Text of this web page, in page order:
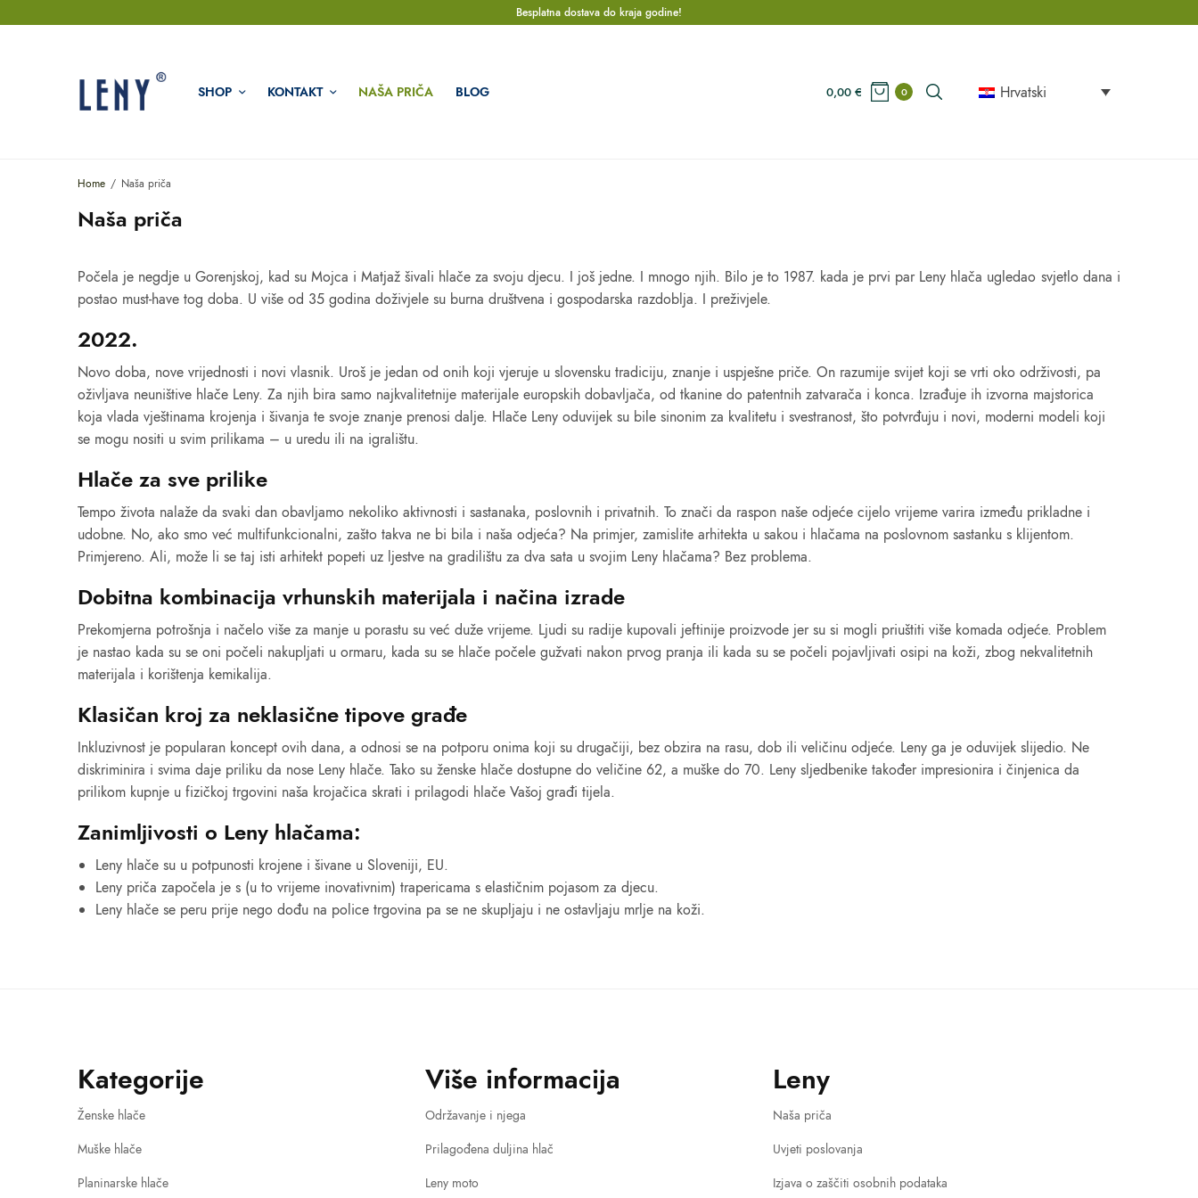
Besplatna dostava do kraja godine!
SHOP KONTAKT NAŠA PRIČA BLOG 0,00€ 0 Hrvatski
Home Naša priča
Naša priča
Počela je negdje u Gorenjskoj, kad su Mojca i Matjaž šivali hlače za svoju djecu. I još jedne. I mnogo njih. Bilo je to 1987. kada je prvi par Leny hlača ugledao svjetlo dana i
postao must-have tog doba. U više od 35 godina doživjele su burna društvena i gospodarska razdoblja. I preživjele.
2022.
Novo doba, nove vrijednosti i novi vlasnik. Uroš je jedan od onih koji vjeruje u slovensku tradiciju, znanje i uspješne priče. On razumije svijet koji se vrti oko održivosti, pa
oživljava neuništive hlače Leny. Za njih bira samo najkvalitetnije materijale europskih dobavljača, od tkanine do patentnih zatvarača i konca. Izrađuje ih izvorna majstorica
koja vlada vještinama krojenja i šivanja te svoje znanje prenosi dalje. Hlače Leny oduvijek su bile sinonim za kvalitetu i svestranost, što potvrđuju i novi, moderni modeli koji
se mogu nositi u svim prilikama – u uredu ili na igralištu.
Hlače za sve prilike
Tempo života nalaže da svaki dan obavljamo nekoliko aktivnosti i sastanaka, poslovnih i privatnih. To znači da raspon naše odjeće cijelo vrijeme varira između prikladne i
udobne. No, ako smo već multifunkcionalni, zašto takva ne bi bila i naša odjeća? Na primjer, zamislite arhitekta u sakou i hlačama na poslovnom sastanku s klijentom.
Primjereno. Ali, može li se taj isti arhitekt popeti uz ljestve na gradilištu za dva sata u svojim Leny hlačama? Bez problema.
Dobitna kombinacija vrhunskih materijala i načina izrade
Prekomjerna potrošnja i načelo više za manje u porastu su već duže vrijeme. Ljudi su radije kupovali jeftinije proizvode jer su si mogli priuštiti više komada odjeće. Problem
je nastao kada su se oni počeli nakupljati u ormaru, kada su se hlače počele gužvati nakon prvog pranja ili kada su se počeli pojavljivati osipi na koži, zbog nekvalitetnih
materijala i korištenja kemikalija.
Klasičan kroj za neklasične tipove građe
Inkluzivnost je popularan koncept ovih dana, a odnosi se na potporu onima koji su drugačiji, bez obzira na rasu, dob ili veličinu odjeće. Leny ga je oduvijek slijedio. Ne
diskriminira i svima daje priliku da nose Leny hlače. Tako su ženske hlače dostupne do veličine 62, a muške do 70. Leny sljedbenike također impresionira i činjenica da
prilikom kupnje u fizičkoj trgovini naša krojačica skrati i prilagodi hlače Vašoj građi tijela.
Zanimljivosti o Leny hlačama:
Leny hlače su u potpunosti krojene i šivane u Sloveniji, EU.
Leny priča započela je s (u to vrijeme inovativnim) trapericama s elastičnim pojasom za djecu.
Leny hlače se peru prije nego dođu na police trgovina pa se ne skupljaju i ne ostavljaju mrlje na koži.
Kategorije
Ženske hlače
Muške hlače
Planinarske hlače
Više informacija
Održavanje i njega
Prilagođena duljina hlač
Leny moto
Leny
Naša priča
Uvjeti poslovanja
Izjava o zaščiti osobnih podataka